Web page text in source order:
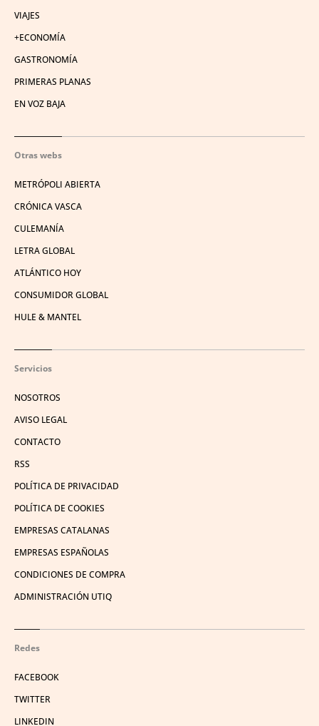
VIAJES
+ECONOMÍA
GASTRONOMÍA
PRIMERAS PLANAS
EN VOZ BAJA
Otras webs
METRÓPOLI ABIERTA
CRÓNICA VASCA
CULEMANÍA
LETRA GLOBAL
ATLÁNTICO HOY
CONSUMIDOR GLOBAL
HULE & MANTEL
Servicios
NOSOTROS
AVISO LEGAL
CONTACTO
RSS
POLÍTICA DE PRIVACIDAD
POLÍTICA DE COOKIES
EMPRESAS CATALANAS
EMPRESAS ESPAÑOLAS
CONDICIONES DE COMPRA
ADMINISTRACIÓN UTIQ
Redes
FACEBOOK
TWITTER
LINKEDIN